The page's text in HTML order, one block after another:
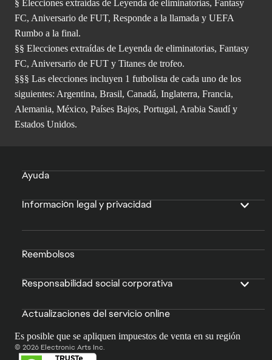
§ Elecciones extraídas de Leyenda de eliminatorias, Fantasy
FC, Aniversario de FUT, Responde a la llamada y UEFA
Rumbo a la final.
§§ Elecciones extraídas de Leyenda de eliminatorias, Fantasy
FC, Aniversario de FUT y Titanes de trofeo.
§§§ Las elecciones incluyen 1 futbolista de cada uno de los
siguientes: Argentina, Brasil, Canadá, Inglaterra, Francia,
Alemania, México, Países Bajos, Portugal, Arabia Saudí y
Estados Unidos.
Ayuda
Información legal y privacidad
Reembolsos
Responsabilidad social corporativa
Actualizaciones del servicio online
Es posible que se apliquen impuestos de venta en su región
© 2026 Electronic Arts Inc.